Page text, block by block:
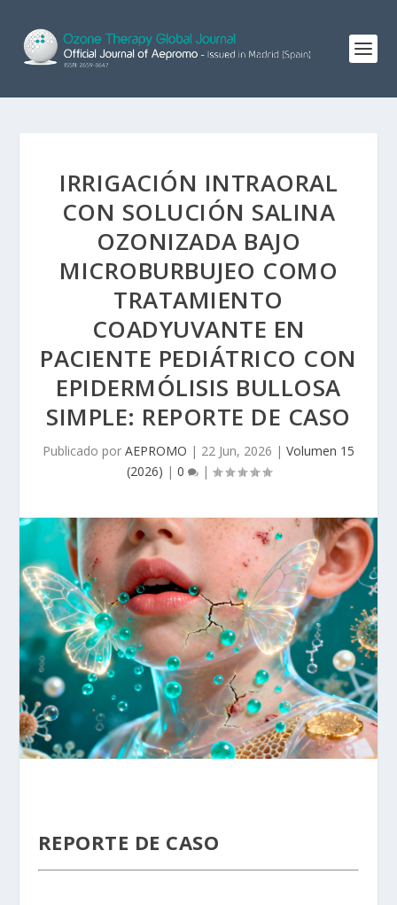
IRRIGACIÓN INTRAORAL
CON SOLUCIÓN SALINA
OZONIZADA BAJO
MICROBURBUJEO COMO
TRATAMIENTO
COADYUVANTE EN
PACIENTE PEDIÁTRICO CON
EPIDERMÓLISIS BULLOSA
SIMPLE: REPORTE DE CASO
Publicado por AEPROMO | 22 Jun, 2026 | Volumen 15
(2026) | 0 |
REPORTE DE CASO